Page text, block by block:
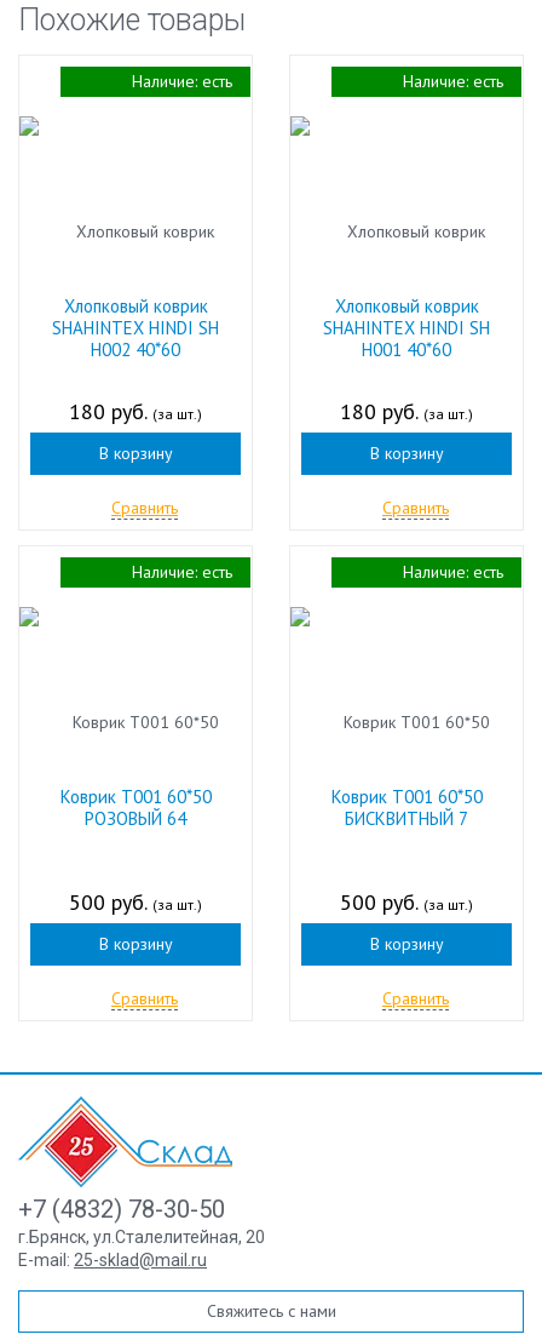
Похожие товары
Хлопковый коврик
SHAHINTEX HINDI SH
H002 40*60
180 руб. (за шт.)
В корзину
Сравнить
Наличие: есть
Хлопковый коврик
SHAHINTEX HINDI SH
H001 40*60
180 руб. (за шт.)
В корзину
Сравнить
Наличие: есть
Коврик Т001 60*50
РОЗОВЫЙ 64
500 руб. (за шт.)
В корзину
Сравнить
Наличие: есть
Коврик Т001 60*50
БИСКВИТНЫЙ 7
500 руб. (за шт.)
В корзину
Сравнить
Наличие: есть
+7 (4832) 78-30-50
г.Брянск, ул.Сталелитейная, 20
E-mail: 25-sklad@mail.ru
Свяжитесь с нами